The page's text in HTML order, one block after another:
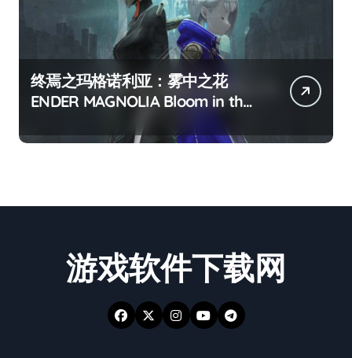
终焉之玛格诺利亚：雾中之花
ENDER MAGNOLIA Bloom in the
游戏软件下载网